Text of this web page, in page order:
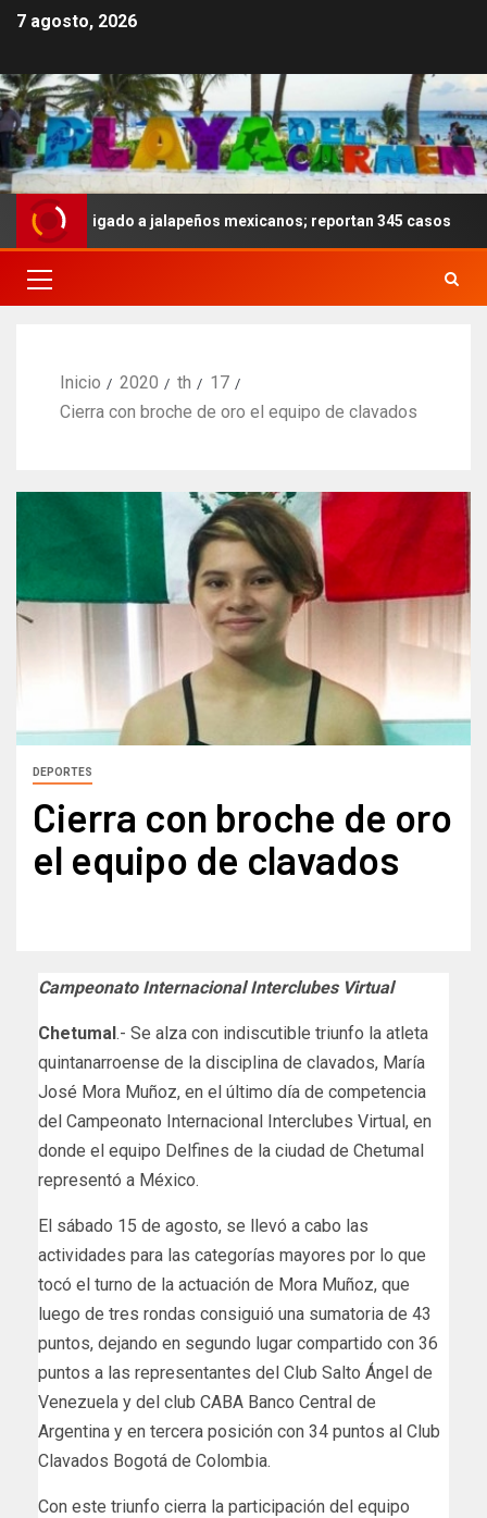
7 agosto, 2026
ligado a jalapeños mexicanos; reportan 345 casos
Inicio 2020 th
17
Cierra con broche de oro el equipo de clavados
DEPORTES
Cierra con broche de oro
el equipo de clavados
Campeonato Internacional Interclubes Virtual
Chetumal.- Se alza con indiscutible triunfo la atleta
quintanarroense de la disciplina de clavados, María
José Mora Muñoz, en el último día de competencia
del Campeonato Internacional Interclubes Virtual, en
donde el equipo Delfines de la ciudad de Chetumal
representó a México.
El sábado 15 de agosto, se llevó a cabo las
actividades para las categorías mayores por lo que
tocó el turno de la actuación de Mora Muñoz, que
luego de tres rondas consiguió una sumatoria de 43
puntos, dejando en segundo lugar compartido con 36
puntos a las representantes del Club Salto Ángel de
Venezuela y del club CABA Banco Central de
Argentina y en tercera posición con 34 puntos al Club
Clavados Bogotá de Colombia.
Con este triunfo cierra la participación del equipo